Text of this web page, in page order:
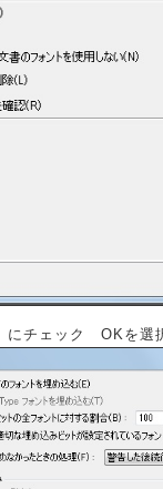
にチェック OKを選